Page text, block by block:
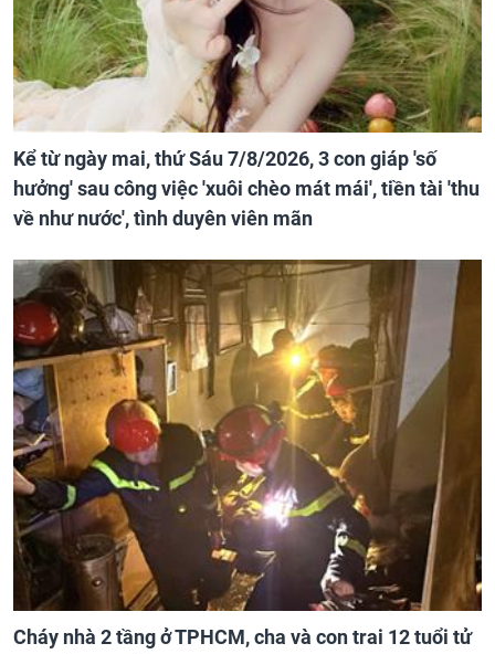
Kể từ ngày mai, thứ Sáu 7/8/2026, 3 con giáp 'số
hưởng' sau công việc 'xuôi chèo mát mái', tiền tài 'thu
về như nước', tình duyên viên mãn
Cháy nhà 2 tầng ở TPHCM, cha và con trai 12 tuổi tử